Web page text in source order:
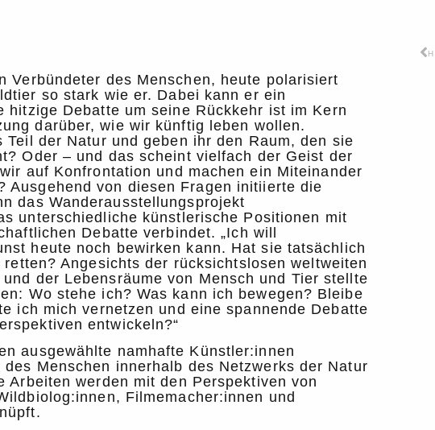
Verbündeter des Menschen, heute polarisiert
so stark wie er. Dabei kann er ein
hitzige Debatte um seine Rückkehr ist im Kern
darüber, wie wir künftig leben wollen.
Teil der Natur und geben ihr den Raum, den sie
Oder – und das scheint vielfach der Geist der
auf Konfrontation und machen ein Miteinander
Ausgehend von diesen Fragen initiierte die
das Wanderausstellungsprojekt
unterschiedliche künstlerische Positionen mit
Debatte verbindet. „Ich will
heute noch bewirken kann. Hat sie tatsächlich
Angesichts der rücksichtslosen weltweiten
der Lebensräume von Mensch und Tier stellte
Wo stehe ich? Was kann ich bewegen? Bleibe
ich mich vernetzen und eine spannende Debatte
entwickeln?“
ausgewählte namhafte Künstler:innen
Menschen innerhalb des Netzwerks der Natur
Arbeiten werden mit den Perspektiven von
Filmemacher:innen und